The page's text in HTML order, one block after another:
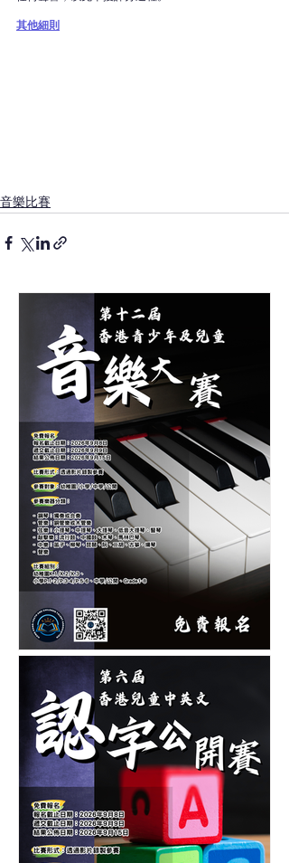
其他細則
音樂比賽
第十二屆香港青少年及兒童
音樂大賽-音樂比賽-鋼琴比
賽-管弦樂比賽